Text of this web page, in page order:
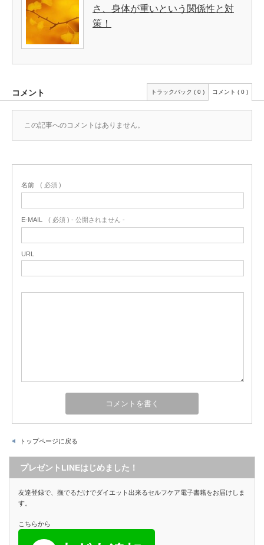
さ、身体が重いという関係性と対
策！
コメント トラックバック ( 0 ) コメント ( 0 )
この記事へのコメントはありません。
名前 ( 必須 )
E-MAIL ( 必須 ) - 公開されません -
URL
トップページに戻る
プレゼントLINEはじめました！
友達登録で、撫でるだけでダイエット出来るセルフケア電子書籍をお届けしま
す。
こちらから